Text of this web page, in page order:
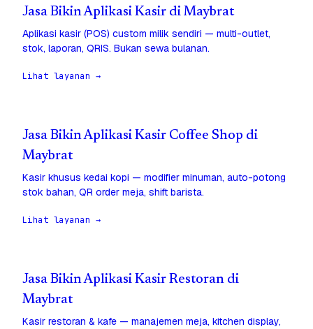
Jasa Bikin Aplikasi Kasir di Maybrat
Aplikasi kasir (POS) custom milik sendiri — multi-outlet,
stok, laporan, QRIS. Bukan sewa bulanan.
Lihat layanan →
Jasa Bikin Aplikasi Kasir Coffee Shop di
Maybrat
Kasir khusus kedai kopi — modifier minuman, auto-potong
stok bahan, QR order meja, shift barista.
Lihat layanan →
Jasa Bikin Aplikasi Kasir Restoran di
Maybrat
Kasir restoran & kafe — manajemen meja, kitchen display,